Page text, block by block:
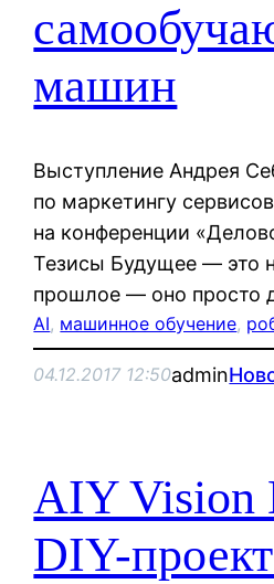
машин
Выступление Андрея
по маркетингу
на конференции
Тезисы Будущее — это
прошлое — оно просто
AI, машинное обучение,
04.12.2017 12:50admin
AIY
DIY-